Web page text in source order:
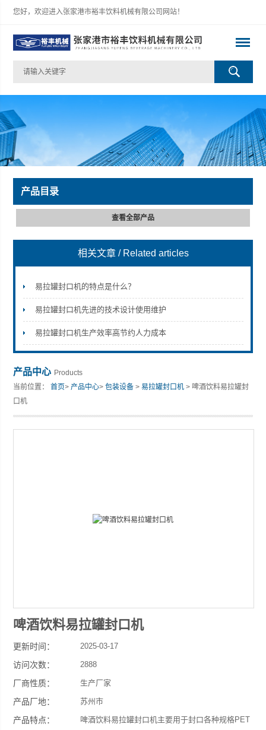
您好，欢迎进入张家港市裕丰饮料机械有限公司网站！
张家港市裕丰饮料机械有限公司
产品目录
查看全部产品
相关文章 / Related articles
易拉罐封口机的特点是什么？
易拉罐封口机先进的技术设计使用维护
易拉罐封口机生产效率高节约人力成本
产品中心 Products
当前位置：首页>产品中心>包装设备 >易拉罐封口机 > 啤酒饮料易拉罐封
口机
啤酒饮料易拉罐封口机
更新时间： 2025-03-17
访问次数： 2888
厂商性质： 生产厂家
产品厂地： 苏州市
产品特点：
啤酒饮料易拉罐封口机主要用于封口各种规格PET